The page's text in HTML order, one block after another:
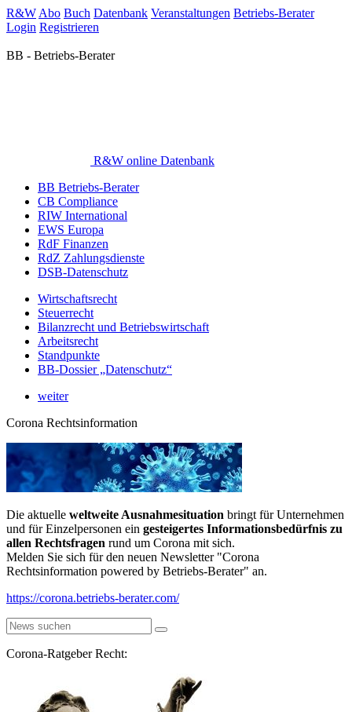
R&W Abo Buch Datenbank Veranstaltungen Betriebs-Berater
Login Registrieren
BB - Betriebs-Berater
R&W online Datenbank
BB Betriebs-Berater
CB Compliance
RIW International
EWS Europa
RdF Finanzen
RdZ Zahlungsdienste
DSB-Datenschutz
Wirtschaftsrecht
Steuerrecht
Bilanzrecht und Betriebswirtschaft
Arbeitsrecht
Standpunkte
BB-Dossier „Datenschutz“
weiter
Corona Rechtsinformation
Die aktuelle weltweite Ausnahmesituation bringt für Unternehmen
und für Einzelpersonen ein gesteigertes Informationsbedürfnis zu
allen Rechtsfragen rund um Corona mit sich.
Melden Sie sich für den neuen Newsletter "Corona
Rechtsinformation powered by Betriebs-Berater" an.
https://corona.betriebs-berater.com/
Corona-Ratgeber Recht: